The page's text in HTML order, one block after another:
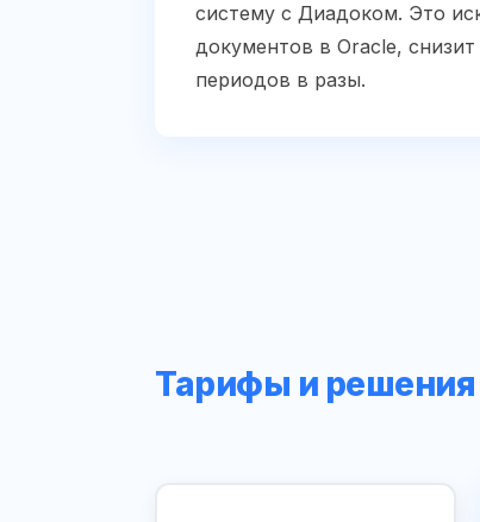
систему с Диадоком. Это
документов в Oracle,
периодов в разы.
Тарифы и решения